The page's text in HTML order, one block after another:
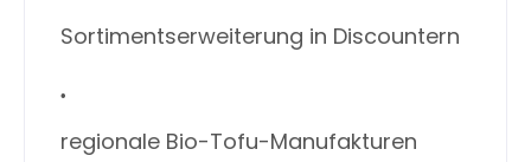
Sortimentserweiterung in Discountern
regionale Bio-Tofu-Manufakturen